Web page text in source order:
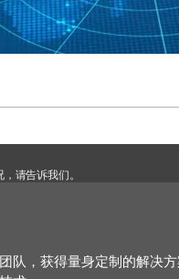
请告诉我们。
队，获得量身定制的解决